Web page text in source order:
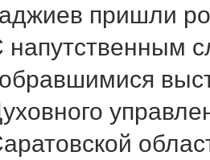
пришли
напутственным